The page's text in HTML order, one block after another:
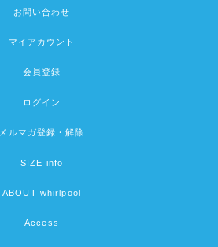
お問い合わせ
マイアカウント
会員登録
ログイン
メルマガ登録・解除
SIZE info
ABOUT whirlpool
Access